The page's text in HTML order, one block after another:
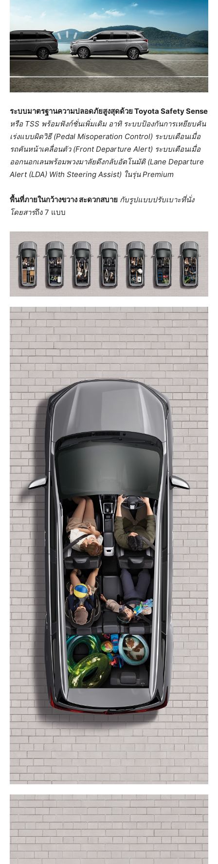
ระบบมาตรฐานความปลอดภัยสูงสุดด้วยToyota Safety Sense
หรือ TSS พร้อมฟังก์ชั่นเพิ่มเติม อาทิ ระบบป้องกันการเหยียบคัน
เร่งแบบผิดวิธี (Pedal Misoperation Control) ระบบเตือนเมื่อ
รถคันหน้าเคลื่อนตัว (Front Departure Alert) ระบบเตือนเมื่อ
ออกนอกเลนพร้อมพวงมาลัยดึงกลับอัตโนมัติ (Lane Departure
Alert (LDA) With Steering Assist) ในรุ่น Premium
พื้นที่ภายในกว้างขวาง สะดวกสบาย กับรูปแบบปรับเบาะที่นั่ง
โดยสารถึง 7 แบบ